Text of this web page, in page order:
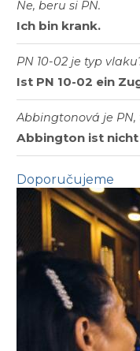
Ne, beru si PN.
Ich bin krank.
PN 10-02 je typ
Ist PN 10-02 ein
Abbingtonová je
Abbington ist
Doporučujeme